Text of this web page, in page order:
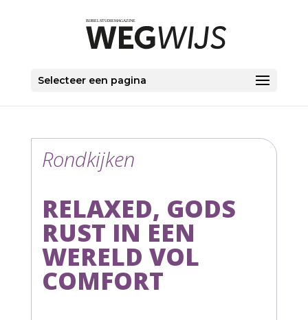
Selecteer een pagina
Rondkijken
RELAXED, GODS
RUST IN EEN
WERELD VOL
COMFORT